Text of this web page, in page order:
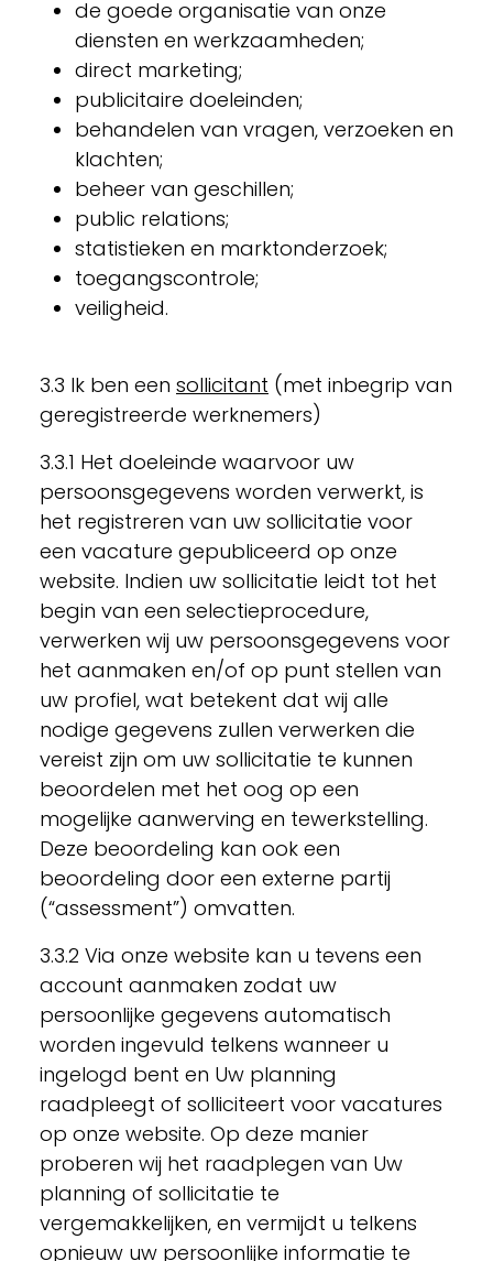
de goede organisatie van onze
diensten en werkzaamheden;
direct marketing;
publicitaire doeleinden;
behandelen van vragen, verzoeken en
klachten;
beheer van geschillen;
public relations;
statistieken en marktonderzoek;
toegangscontrole;
veiligheid.
3.3 Ik ben een sollicitant (met inbegrip van
geregistreerde werknemers)
3.3.1 Het doeleinde waarvoor uw
persoonsgegevens worden verwerkt, is
het registreren van uw sollicitatie voor
een vacature gepubliceerd op onze
website. Indien uw sollicitatie leidt tot het
begin van een selectieprocedure,
verwerken wij uw persoonsgegevens voor
het aanmaken en/of op punt stellen van
uw profiel, wat betekent dat wij alle
nodige gegevens zullen verwerken die
vereist zijn om uw sollicitatie te kunnen
beoordelen met het oog op een
mogelijke aanwerving en tewerkstelling.
Deze beoordeling kan ook een
beoordeling door een externe partij
(“assessment”) omvatten.
3.3.2 Via onze website kan u tevens een
account aanmaken zodat uw
persoonlijke gegevens automatisch
worden ingevuld telkens wanneer u
ingelogd bent en Uw planning
raadpleegt of solliciteert voor vacatures
op onze website. Op deze manier
proberen wij het raadplegen van Uw
planning of sollicitatie te
vergemakkelijken, en vermijdt u telkens
opnieuw uw persoonlijke informatie te